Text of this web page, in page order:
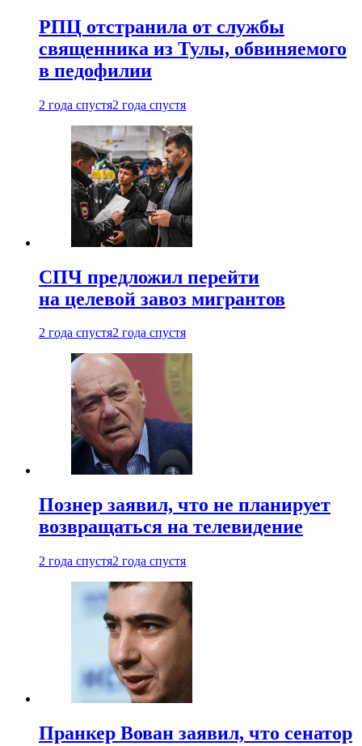
РПЦ отстранила от службы
священника из Тулы, обвиняемого
в педофилии
2 года спустя2 года спустя
СПЧ предложил перейти
на целевой завоз мигрантов
2 года спустя2 года спустя
Познер заявил, что не планирует
возвращаться на телевидение
2 года спустя2 года спустя
Пранкер Вован заявил, что сенатор